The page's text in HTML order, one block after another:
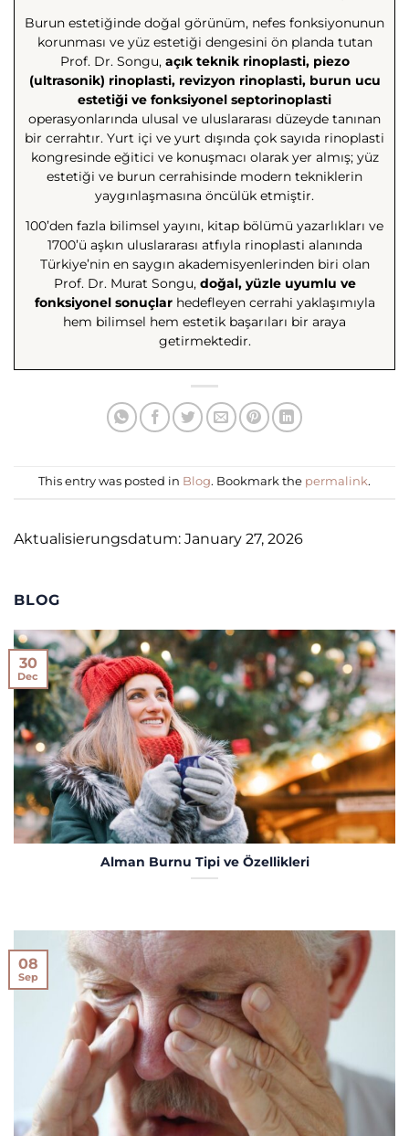
Burun estetiğinde doğal görünüm, nefes fonksiyonunun
korunması ve yüz estetiği dengesini ön planda tutan
Prof. Dr. Songu, açık teknik rinoplasti, piezo
(ultrasonik) rinoplasti, revizyon rinoplasti, burun ucu
estetiği ve fonksiyonel septorinoplasti
operasyonlarında ulusal ve uluslararası düzeyde tanınan
bir cerrahtır. Yurt içi ve yurt dışında çok sayıda rinoplasti
kongresinde eğitici ve konuşmacı olarak yer almış; yüz
estetiği ve burun cerrahisinde modern tekniklerin
yaygınlaşmasına öncülük etmiştir.
100’den fazla bilimsel yayını, kitap bölümü yazarlıkları ve
1700’ü aşkın uluslararası atfıyla rinoplasti alanında
Türkiye’nin en saygın akademisyenlerinden biri olan
Prof. Dr. Murat Songu, doğal, yüzle uyumlu ve
fonksiyonel sonuçlarhedefleyen cerrahi yaklaşımıyla
hem bilimsel hem estetik başarıları bir araya
getirmektedir.
This entry was posted in Blog. Bookmark the permalink.
Aktualisierungsdatum: January 27, 2026
BLOG
Alman Burnu Tipi ve Özellikleri
30
Dec
08
Sep